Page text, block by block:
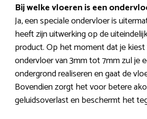
Bij welke vloeren is een
Ja, een speciale ondervloer is
heeft zijn uitwerking op de
product. Op het moment dat je
ondervloer van 3mm tot 7mm zul je
ondergrond realiseren en gaat de
Bovendien zorgt het voor betere
geluidsoverlast en beschermt het